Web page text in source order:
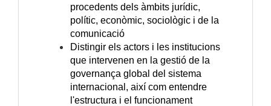
procedents dels àmbits jurídic,
polític, econòmic, sociològic i de la
comunicació
Distingir els actors i les institucions
que intervenen en la gestió de la
governança global del sistema
internacional, així com entendre
l'estructura i el funcionament